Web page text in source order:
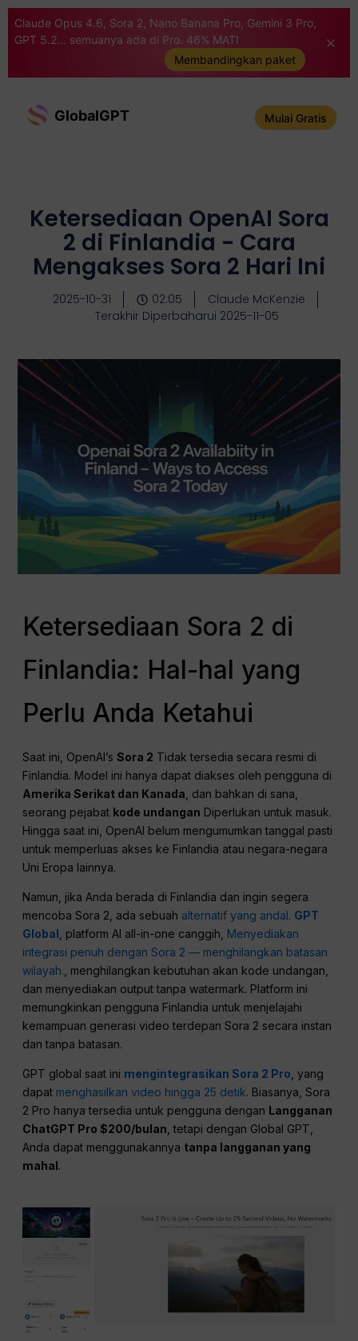
Claude Opus 4.6, Sora 2, Nano Banana Pro, Gemini 3 Pro,
GPT 5.2... semuanya ada di Pro. 46% MATI
Membandingkan paket
GlobalGPT Mulai Gratis
Ketersediaan OpenAI Sora
2 di Finlandia - Cara
Mengakses Sora 2 Hari Ini
2025-10-31 02:05
Claude McKenzie
Terakhir Diperbaharui 2025-11-05
Ketersediaan Sora 2 di
Finlandia: Hal-hal yang
Perlu Anda Ketahui
Saat ini, OpenAI’sSora 2 Tidak tersedia secara resmi di
Finlandia. Model ini hanya dapat diakses oleh pengguna di
Amerika Serikat dan Kanada , dan bahkan di sana,
seorang pejabat kode undangan Diperlukan untuk masuk.
Hingga saat ini, OpenAI belum mengumumkan tanggal pasti
untuk memperluas akses ke Finlandia atau negara-negara
Uni Eropa lainnya.
Namun, jika Anda berada di Finlandia dan ingin segera
mencoba Sora 2, ada sebuah alternatif yang andal. GPT
Global , platform AI all-in-one canggih, Menyediakan
integrasi penuh dengan Sora 2 — menghilangkan batasan
wilayah. , menghilangkan kebutuhan akan kode undangan,
dan menyediakan output tanpa watermark. Platform ini
memungkinkan pengguna Finlandia untuk menjelajahi
kemampuan generasi video terdepan Sora 2 secara instan
dan tanpa batasan.
GPT global saat ini mengintegrasikan Sora 2 Pro, yang
dapat menghasilkan video hingga 25 detik. Biasanya, Sora
2 Pro hanya tersedia untuk pengguna dengan Langganan
ChatGPT Pro $200/bulan, tetapi dengan Global GPT,
Anda dapat menggunakannya tanpa langganan yang
mahal .